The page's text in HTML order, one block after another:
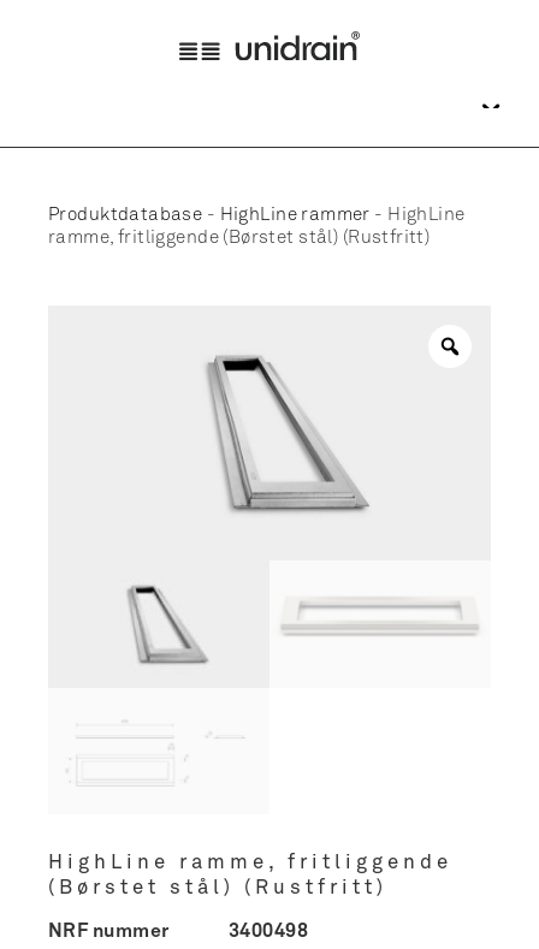
Produktdatabase - HighLine rammer - HighLine
ramme, fritliggende (Børstet stål) (Rustfritt)
HighLine ramme, fritliggende
(Børstet stål) (Rustfritt)
NRF nummer
3400498